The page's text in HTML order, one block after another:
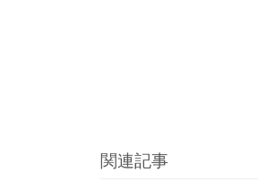
関連記事